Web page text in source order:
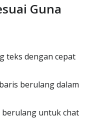
Guna
teks dengan cepat
berulang dalam
untuk chat